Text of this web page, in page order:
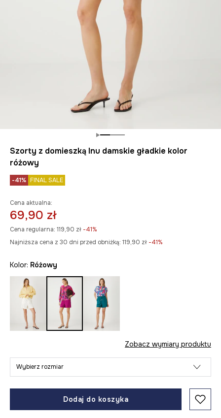
Szorty z domieszką lnu damskie gładkie kolor
różowy
-41% FINAL SALE
Cena aktualna:
69,90 zł
Cena regularna: 119,90 zł -41%
Najniższa cena z 30 dni przed obniżką: 119,90 zł -41%
Kolor: różowy
Zobacz wymiary produktu
Wybierz rozmiar
Dodaj do koszyka